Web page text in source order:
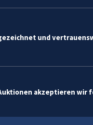
und
akzeptieren wir